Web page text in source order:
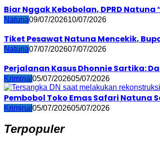
Biar Nggak Kebobolan, DPRD
Natuna09/07/202610/07/2026
Tiket Pesawat Natuna Mencekik,
Natuna07/07/202607/07/2026
Perjalanan Kasus Dhonnie Sartika:
Kriminal 05/07/202605/07/2026
Pembobol Toko Emas Safari Natuna
Kriminal 05/07/202605/07/2026
Terpopuler